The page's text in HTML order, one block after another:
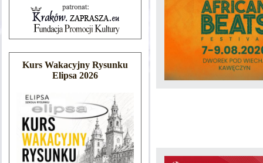
Kurs Wakacyjny Rysunku
Elipsa 2026